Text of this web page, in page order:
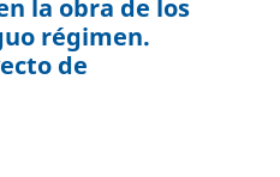
la obra de los
régimen.
de